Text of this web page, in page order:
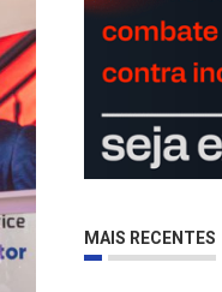
MAIS RECENTES